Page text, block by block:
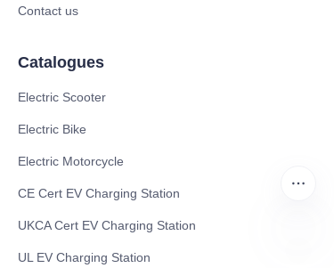
Contact us
Catalogues
Electric Scooter
Electric Bike
Electric Motorcycle
CE Cert EV Charging Station
UKCA Cert EV Charging Station
UL EV Charging Station